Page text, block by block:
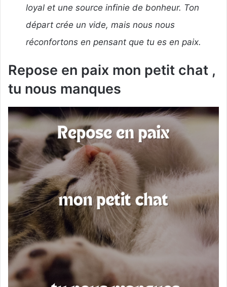
loyal et une source infinie de bonheur. Ton
départ crée un vide, mais nous nous
réconfortons en pensant que tu es en paix.
Repose en paix mon petit chat ,
tu nous manques